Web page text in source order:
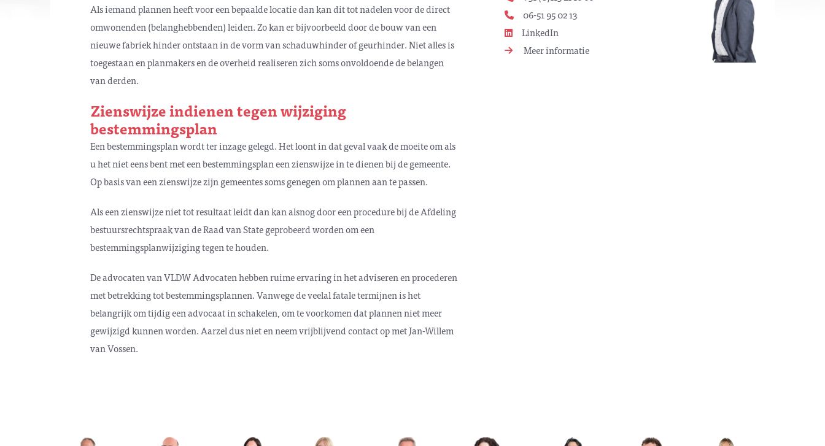
06-51 95 02 13
LinkedIn
Meer informatie
Als iemand plannen heeft voor een bepaalde locatie dan kan dit tot nadelen voor de direct
omwonenden (belanghebbenden) leiden. Zo kan er bijvoorbeeld door de bouw van een
nieuwe fabriek hinder ontstaan in de vorm van schaduwhinder of geurhinder. Niet alles is
toegestaan en planmakers en de overheid realiseren zich soms onvoldoende de belangen
van derden.
Zienswijze indienen tegen wijziging
bestemmingsplan
Een bestemmingsplan wordt ter inzage gelegd. Het loont in dat geval vaak de moeite om als
u het niet eens bent met een bestemmingsplan een zienswijze in te dienen bij de gemeente.
Op basis van een zienswijze zijn gemeentes soms genegen om plannen aan te passen.
Als een zienswijze niet tot resultaat leidt dan kan alsnog door een procedure bij de Afdeling
bestuursrechtspraak van de Raad van State geprobeerd worden om een
bestemmingsplanwijziging tegen te houden.
De advocaten van VLDW Advocaten hebben ruime ervaring in het adviseren en procederen
met betrekking tot bestemmingsplannen. Vanwege de veelal fatale termijnen is het
belangrijk om tijdig een advocaat in schakelen, om te voorkomen dat plannen niet meer
gewijzigd kunnen worden. Aarzel dus niet en neem vrijblijvend contact op met Jan-Willem
van Vossen.